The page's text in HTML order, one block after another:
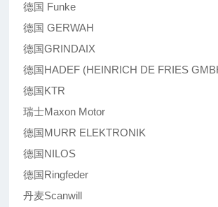
德国 Funke
德国 GERWAH
德国GRINDAIX
德国HADEF (HEINRICH DE FRIES
德国KTR
瑞士Maxon Motor
德国MURR ELEKTRONIK
德国NILOS
德国Ringfeder
丹麦Scanwill